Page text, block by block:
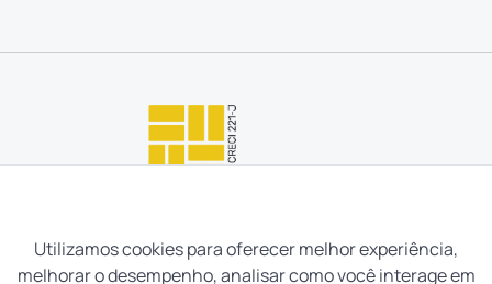
Utilizamos cookies para oferecer melhor experiência,
melhorar o desempenho, analisar como você interage em